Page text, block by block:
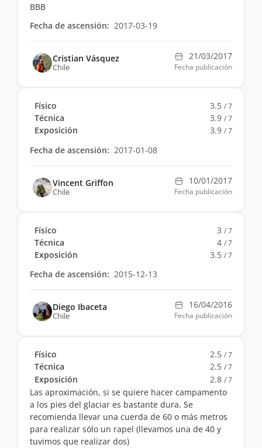
BBB
Fecha de ascensión: 2017-03-19
Cristian Vásquez
Chile
21/03/2017
Fecha publicación
Físico 3.5 / 7
Técnica 3.9 / 7
Exposición 3.9 / 7
Fecha de ascensión: 2017-01-08
Vincent Griffon
Chile
10/01/2017
Fecha publicación
Físico 3 / 7
Técnica 4 / 7
Exposición 3.5 / 7
Fecha de ascensión: 2015-12-13
Diego Ibaceta
Chile
16/04/2016
Fecha publicación
Físico 2.5 / 7
Técnica 2.5 / 7
Exposición 2.8 / 7
Las aproximación, si se quiere hacer campamento
a los pies del glaciar es bastante dura. Se
recomienda llevar una cuerda de 60 o más metros
para realizar sólo un rapel (llevamos una de 40 y
tuvimos que realizar dos)